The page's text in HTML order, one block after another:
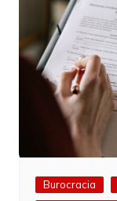
Burocracia